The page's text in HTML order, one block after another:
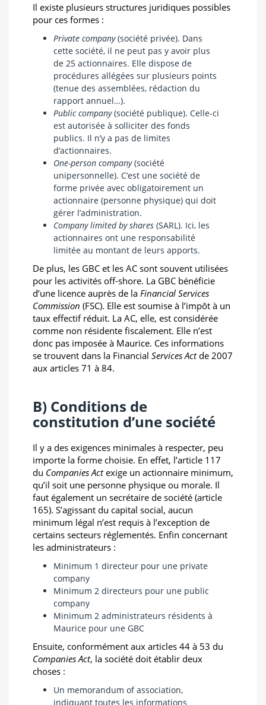
Il existe plusieurs structures juridiques possibles
pour ces formes :
Private company(société privée). Dans
cette société, il ne peut pas y avoir plus
de 25 actionnaires. Elle dispose de
procédures allégées sur plusieurs points
(tenue des assemblées, rédaction du
rapport annuel…).
Public company(société publique). Celle-ci
est autorisée à solliciter des fonds
publics. Il n’y a pas de limites
d’actionnaires.
One-person company(société
unipersonnelle). C’est une société de
forme privée avec obligatoirement un
actionnaire (personne physique) qui doit
gérer l’administration.
Company limited by shares (SARL). Ici, les
actionnaires ont une responsabilité
limitée au montant de leurs apports.
De plus, les GBC et les AC sont souvent utilisées
pour les activités off-shore. La GBC bénéficie
d’une licence auprès de la Financial Services
Commission (FSC). Elle est soumise à l’impôt à un
taux effectif réduit. La AC, elle, est considérée
comme non résidente fiscalement. Elle n’est
donc pas imposée à Maurice. Ces informations
se trouvent dans la Financial Services Actde 2007
aux articles 71 à 84.
B) Conditions de
constitution d’une société
Il y a des exigences minimales à respecter, peu
importe la forme choisie. En effet, l’article 117
du Companies Actexige un actionnaire minimum,
qu’il soit une personne physique ou morale. Il
faut également un secrétaire de société (article
165). S’agissant du capital social, aucun
minimum légal n’est requis à l’exception de
certains secteurs réglementés. Enfin concernant
les administrateurs :
Minimum 1 directeur pour une private
company
Minimum 2 directeurs pour une public
company
Minimum 2 administrateurs résidents à
Maurice pour une GBC
Ensuite, conformément aux articles 44 à 53 du
Companies Act, la société doit établir deux
choses :
Un memorandum of association,
indiquant toutes les informations